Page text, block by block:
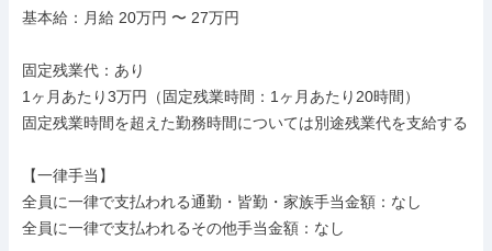
基本給：月給 20万円 〜 27万円
固定残業代：あり
1ヶ月あたり3万円（固定残業時間：1ヶ月あたり20時間）
固定残業時間を超えた勤務時間については別途残業代を支給する
【一律手当】
全員に一律で支払われる通勤・皆勤・家族手当金額：なし
全員に一律で支払われるその他手当金額：なし